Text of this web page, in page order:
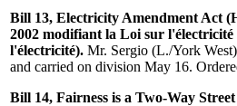
Bill 13, Electricity Amendment Act
2002 modifiant la Loi sur l'électricité
l'électricité). Mr. Sergio (L./York
and carried on division May 16.
Bill 14, Fairness is a Two-Way